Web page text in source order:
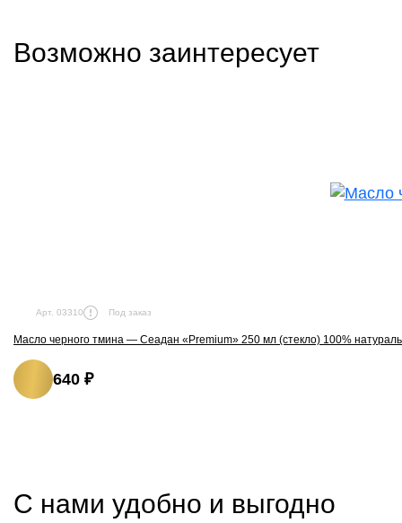
Возможно заинтересует
Арт. 03310 Под заказ
Масло черного тмина — Сеадан «Premium» 250 мл (стекло) 100%
640 ₽
С нами удобно и выгодно